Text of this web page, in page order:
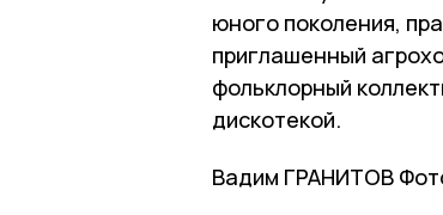
юного поколения,
приглашенный
фольклорный
дискотекой.
Вадим ГРАНИТОВ